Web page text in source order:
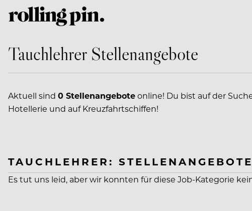
Tauchlehrer Stellenangebote
Aktuell sind 0 Stellenangeboteonline! Du bist auf der
Hotellerie und auf Kreuzfahrtschiffen!
TAUCHLEHRER:
Es tut uns leid, aber wir konnten für diese Job-Kategorie